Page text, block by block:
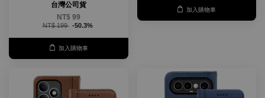
台灣公司貨
NT$ 99
NT$ 199 -50.3%
加入購物車
加入購物車